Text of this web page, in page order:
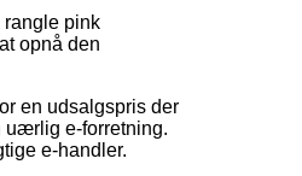
rangle pink
opnå den
en udsalgspris der
uærlig e-forretning.
e-handler.